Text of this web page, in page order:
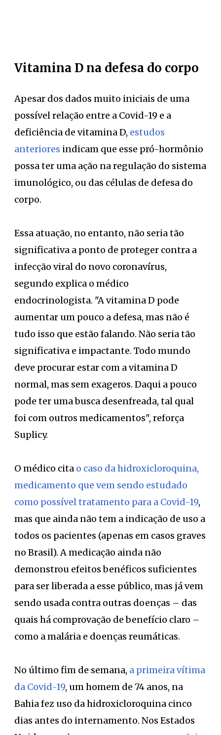
Vitamina D na defesa do corpo
Apesar dos dados muito iniciais de uma
possível relação entre a Covid-19 e a
deficiência de vitamina D, estudos
anteriores indicam que esse pró-hormônio
possa ter uma ação na regulação do sistema
imunológico, ou das células de defesa do
corpo.
Essa atuação, no entanto, não seria tão
significativa a ponto de proteger contra a
infecção viral do novo coronavírus,
segundo explica o médico
endocrinologista. "A vitamina D pode
aumentar um pouco a defesa, mas não é
tudo isso que estão falando. Não seria tão
significativa e impactante. Todo mundo
deve procurar estar com a vitamina D
normal, mas sem exageros. Daqui a pouco
pode ter uma busca desenfreada, tal qual
foi com outros medicamentos", reforça
Suplicy.
O médico cita o caso da hidroxicloroquina,
medicamento que vem sendo estudado
como possível tratamento para a Covid-19,
mas que ainda não tem a indicação de uso a
todos os pacientes (apenas em casos graves
no Brasil). A medicação ainda não
demonstrou efeitos benéficos suficientes
para ser liberada a esse público, mas já vem
sendo usada contra outras doenças – das
quais há comprovação de benefício claro –
como a malária e doenças reumáticas.
No último fim de semana, a primeira vítima
da Covid-19, um homem de 74 anos, na
Bahia fez uso da hidroxicloroquina cinco
dias antes do internamento. Nos Estados